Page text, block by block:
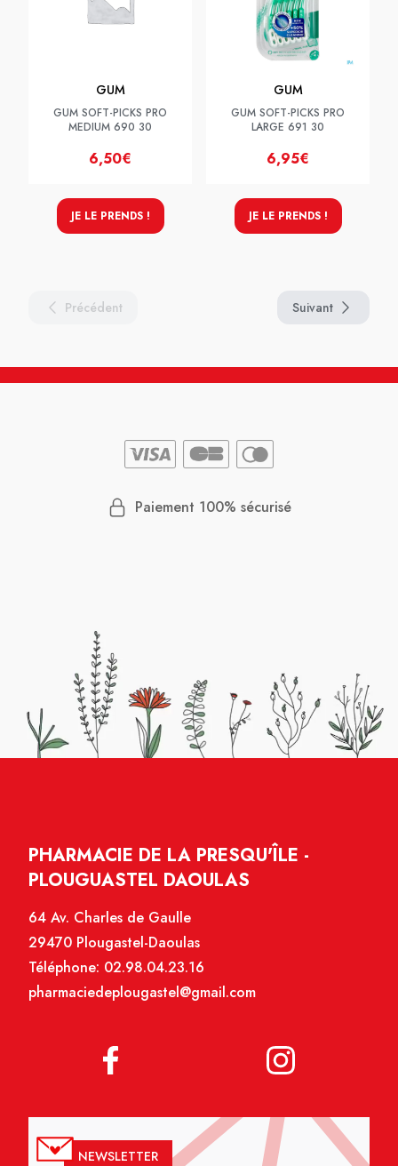
GUM
GUM SOFT-PICKS PRO
MEDIUM 690 30
6,50€
JE LE PRENDS !
GUM
GUM SOFT-PICKS PRO
LARGE 691 30
6,95€
JE LE PRENDS !
Précédent Suivant
Paiement 100% sécurisé
PHARMACIE DE LA PRESQU'ÎLE -
PLOUGUASTEL DAOULAS
64 Av. Charles de Gaulle
29470 Plougastel-Daoulas
Téléphone: 02.98.04.23.16
pharmaciedeplougastel@gmail.com
NEWSLETTER